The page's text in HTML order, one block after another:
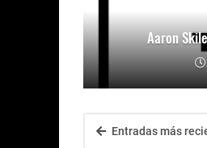
Aaron
Entradas más